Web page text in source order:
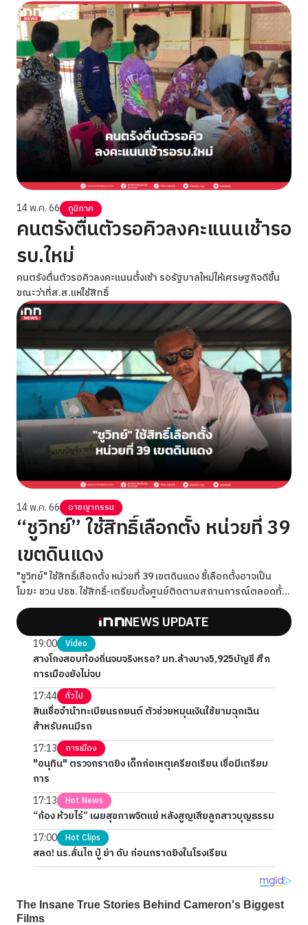
14 พ.ค. 66 ภูมิภาค
คนตรังตื่นตัวรอคิวลงคะแนนเช้ารอ
รบ.ใหม่
คนตรังตื่นตัวรอคิวลงคะแนนตั้งเช้า รอรัฐบาลใหม่ให้เศรษฐกิจดีขึ้น
ขณะว่าที่ส.ส.แห่ใช้สิทธิ์
14 พ.ค. 66 อาชญากรรม
“ชูวิทย์” ใช้สิทธิ์เลือกตั้ง หน่วยที่ 39
เขตดินแดง
"ชูวิทย์" ใช้สิทธิ์เลือกตั้ง หน่วยที่ 39 เขตดินแดง ชี้เลือกตั้งอาจเป็น
โมฆะ ชวน ปชช. ใช้สิทธิ์-เตรียมตั้งศูนย์ติดตามสถานการณ์ตลอดทั้ง
วัน
NEWS UPDATE
19:00 Video
สางโกงสอบท้องถิ่นจบจริงหรอ? มท.ล้างบาง5,925บัญชี ศึก
การเมืองยังไม่จบ
17:44
ทั่วไป
สินเชื่อจำนำทะเบียนรถยนต์ ตัวช่วยหมุนเงินใช้ยามฉุกเฉิน
สำหรับคนมีรถ
17:13
การเมือง
"อนุทิน" ตรวจกราดยิง เด็กก่อเหตุเครียดเรียน เชื่อมีเตรียม
การ
17:13
Hot News
“ก้อง ห้วยไร่” เผยสุขภาพจิตแย่ หลังสูญเสียลูกสาวบุญธรรม
17:00
Hot Clips
สลด! นร.ลั่นไก ปู่ ย่า ดับ ก่อนกราดยิงในโรงเรียน